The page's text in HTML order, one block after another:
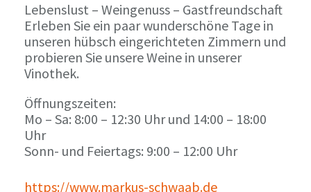
Lebenslust – Weingenuss – Gastfreundschaft
Erleben Sie ein paar wunderschöne Tage in
unseren hübsch eingerichteten Zimmern und
probieren Sie unsere Weine in unserer
Vinothek.
Öffnungszeiten:
Mo – Sa: 8:00 – 12:30 Uhr und 14:00 – 18:00
Uhr
Sonn- und Feiertags: 9:00 – 12:00 Uhr
https://www.markus-schwaab.de